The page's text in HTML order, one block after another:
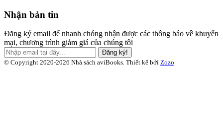
Nhận bản tin
Đăng ký email để nhanh chóng nhận được các thông báo về khuyến
mại, chương trình giảm giá của chúng tôi
Đăng ký!
© Copyright 2020-2026 Nhà sách aviBooks. Thiết kế bởi Zozo